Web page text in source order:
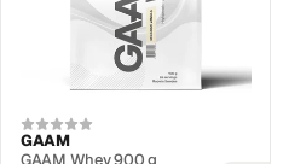
GAAM
GAAM Whey 900 g